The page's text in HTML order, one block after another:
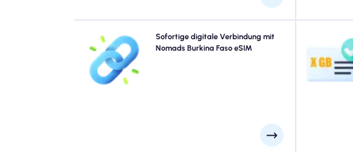
Sofortige digitale Verbindung mit
Nomads Burkina Faso eSIM
Überspringen Sie die Warteschlangen und vergessen
Sie physische Sims. Aktivieren Sie Ihren Nomad Burkina
Faso eSIM sofort von Ihrem Gerät für schnelle 4G/5G -
Konnektivität. Gehen Sie online, sobald Sie ohne
Probleme oder Verzögerungen am Flughafen ankommen.
Reisen zu
entworfen